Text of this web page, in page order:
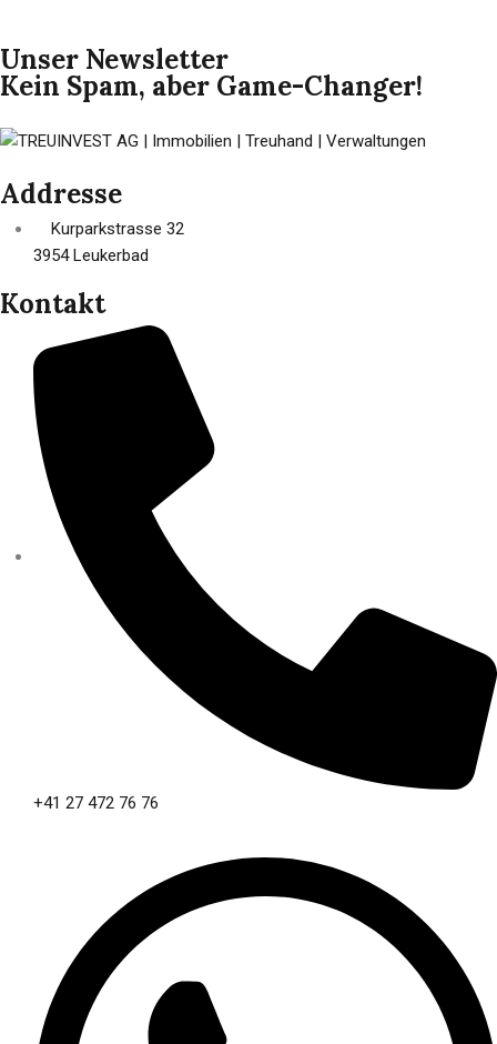
Unser Newsletter
Kein Spam, aber Game-Changer!
Addresse
Kurparkstrasse 32
3954 Leukerbad
Kontakt
+41 27 472 76 76